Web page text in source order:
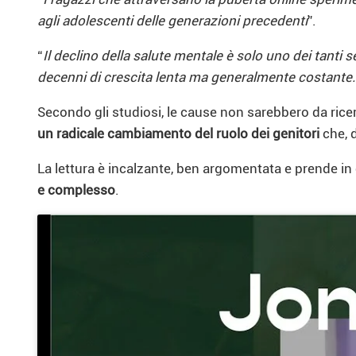
agli adolescenti delle generazioni precedenti”.
“Il declino della salute mentale è solo uno dei tanti
decenni di crescita lenta ma generalmente
Secondo gli studiosi, le cause non sarebbero da
un radicale cambiamento del ruolo dei genitori che,
La lettura è incalzante, ben argomentata e prende
e complesso.